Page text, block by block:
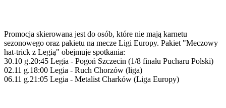
Promocja skierowana jest do osób, które nie mają karnetu
sezonowego oraz pakietu na mecze Ligi Europy. Pakiet "Meczowy
hat-trick z Legią" obejmuje spotkania:
30.10 g.20:45 Legia - Pogoń Szczecin (1/8 finału Pucharu Polski)
02.11 g.18:00 Legia - Ruch Chorzów (liga)
06.11 g.21:05 Legia - Metalist Charków (Liga Europy)